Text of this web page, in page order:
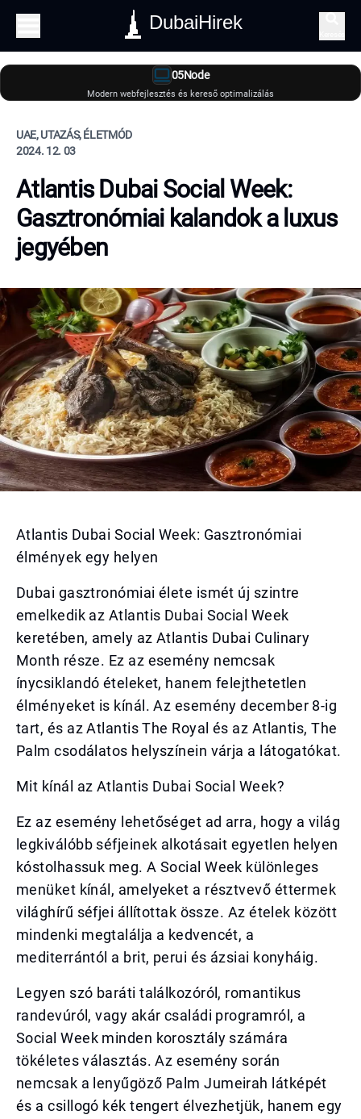
DubaiHirek
05Node
Modern webfejlesztés és kereső optimalizálás
UAE, UTAZÁS, ÉLETMÓD
2024. 12. 03
Atlantis Dubai Social Week:
Gasztronómiai kalandok a luxus
jegyében
Atlantis Dubai Social Week: Gasztronómiai
élmények egy helyen
Dubai gasztronómiai élete ismét új szintre
emelkedik az Atlantis Dubai Social Week
keretében, amely az Atlantis Dubai Culinary
Month része. Ez az esemény nemcsak
ínycsiklandó ételeket, hanem felejthetetlen
élményeket is kínál. Az esemény december 8-ig
tart, és az Atlantis The Royal és az Atlantis, The
Palm csodálatos helyszínein várja a látogatókat.
Mit kínál az Atlantis Dubai Social Week?
Ez az esemény lehetőséget ad arra, hogy a világ
legkiválóbb séfjeinek alkotásait egyetlen helyen
kóstolhassuk meg. A Social Week különleges
menüket kínál, amelyeket a résztvevő éttermek
világhírű séfjei állítottak össze. Az ételek között
mindenki megtalálja a kedvencét, a
mediterrántól a brit, perui és ázsiai konyháig.
Legyen szó baráti találkozóról, romantikus
randevúról, vagy akár családi programról, a
Social Week minden korosztály számára
tökéletes választás. Az esemény során
nemcsak a lenyűgöző Palm Jumeirah látképét
és a csillogó kék tengert élvezhetjük, hanem egy